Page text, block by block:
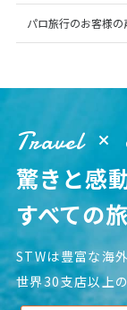
パロ旅行のお客様の
Travel
驚きと感
すべての
STWは豊富な海
世界30支店以上